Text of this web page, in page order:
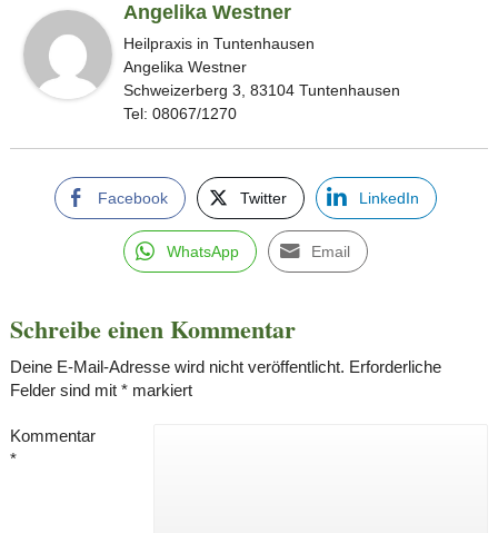
Angelika Westner
Heilpraxis in Tuntenhausen
Angelika Westner
Schweizerberg 3, 83104 Tuntenhausen
Tel: 08067/1270
Facebook Twitter LinkedIn
WhatsApp Email
Schreibe einen Kommentar
Deine E-Mail-Adresse wird nicht veröffentlicht. Erforderliche
Felder sind mit *markiert
Kommentar
*